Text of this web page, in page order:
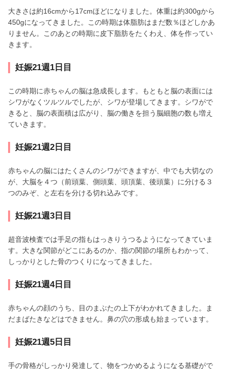
大きさは約16cmから17cmほどになりました。体重は約300gから
450gになってきました。この時期は体脂肪はまだ数％ほどしかあ
りません。このあとの時期に皮下脂肪をたくわえ、体を作ってい
きます。
妊娠21週1日目
この時期に赤ちゃんの脳は急成長します。もともと脳の表面には
シワがなくツルツルでしたが、シワが登場してきます。シワがで
きると、脳の表面積は広がり、脳の働きを担う脳細胞の数も増え
ていきます。
妊娠21週2日目
赤ちゃんの脳にはたくさんのシワができますが、中でも大切なの
が、大脳を４つ（前頭葉、側頭葉、頭頂葉、後頭葉）に分ける３
つのみぞ、と左右を分ける切れ込みです。
妊娠21週3日目
超音波検査では手足の指もはっきりうつるようになってきていま
す。大きな関節がどこにあるのか、指の関節の場所もわかって、
しっかりとした骨のつくりになってきました。
妊娠21週4日目
赤ちゃんの顔のうち、目のまぶたの上下がわかれてきました。ま
だまばたきなどはできません。鼻の穴の形成も始まっています。
妊娠21週5日目
手の骨格がしっかり発達して、物をつかめるようになる基礎がで